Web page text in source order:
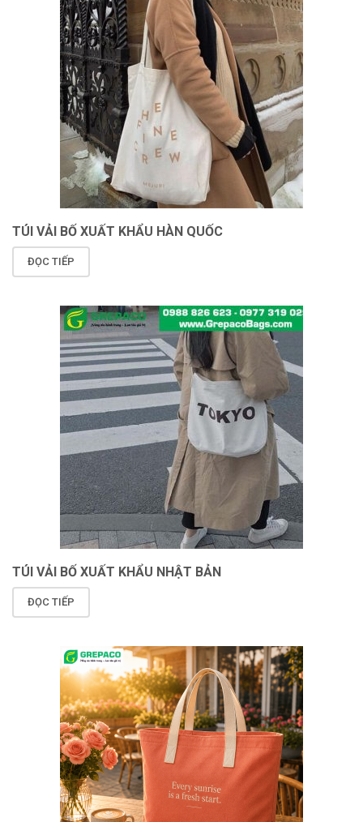
TÚI VẢI BỐ XUẤT KHẨU HÀN QUỐC
ĐỌC TIẾP
TÚI VẢI BỐ XUẤT KHẨU NHẬT BẢN
ĐỌC TIẾP